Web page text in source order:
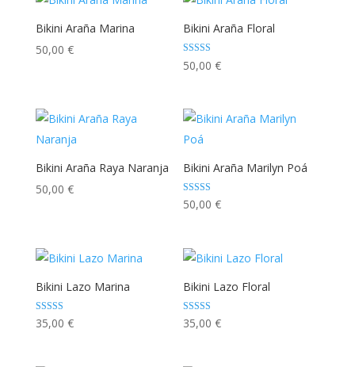
Bikini Araña Marina
50,00 €
Bikini Araña Floral
Valorado con
5.00
50,00€
Bikini Araña Raya Naranja
50,00 €
Bikini Araña Marilyn Poá
Valorado con
5.00
50,00€
Bikini Lazo Marina
Valorado con
5.00
35,00 €
Bikini Lazo Floral
Valorado con
5.00
35,00€